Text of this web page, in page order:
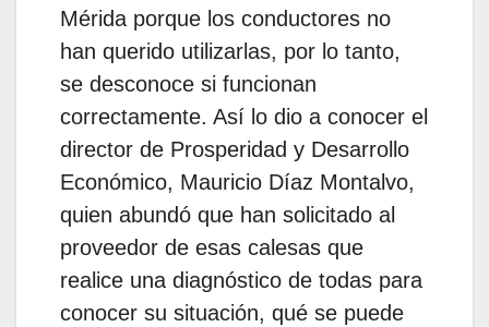
Mérida porque los conductores no
han querido utilizarlas, por lo tanto,
se desconoce si funcionan
correctamente. Así lo dio a conocer el
director de Prosperidad y Desarrollo
Económico, Mauricio Díaz Montalvo,
quien abundó que han solicitado al
proveedor de esas calesas que
realice una diagnóstico de todas para
conocer su situación, qué se puede